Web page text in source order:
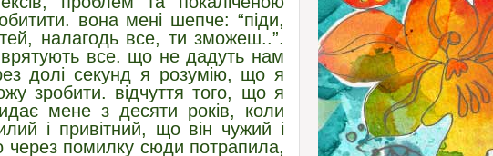
вона мені шепче: “піди,
налагодь все, ти зможеш..”.
все. що не дадуть нам
долі секунд я розумію, що я
зробити. відчуття того, що я
мене з десяти років, коли
і привітний, що він чужий і
помилку сюди потрапила,